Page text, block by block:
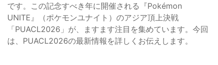
です。この記念すべき年に開催される『Pokémon
UNITE』（ポケモンユナイト）のアジア頂上決戦
「PUACL2026」が、ますます注目を集めています。今回
は、PUACL2026の最新情報を詳しくお伝えします。